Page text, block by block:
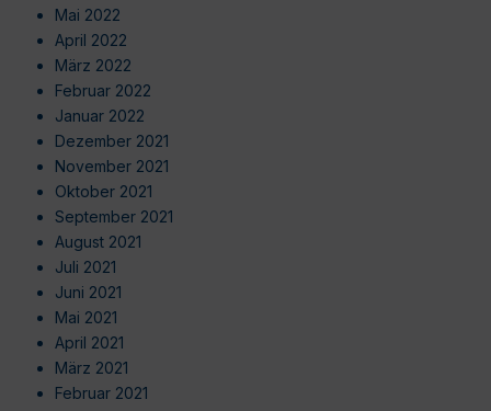
Mai 2022
April 2022
März 2022
Februar 2022
Januar 2022
Dezember 2021
November 2021
Oktober 2021
September 2021
August 2021
Juli 2021
Juni 2021
Mai 2021
April 2021
März 2021
Februar 2021